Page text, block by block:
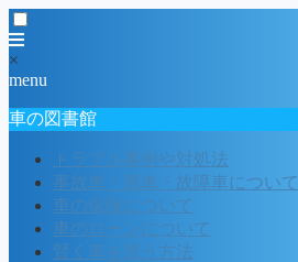
×
menu
車の図書館
トラブル事例や対処法
事故車・廃車・故障車について
車の保険について
車のローンについて
賢く車を買う方法